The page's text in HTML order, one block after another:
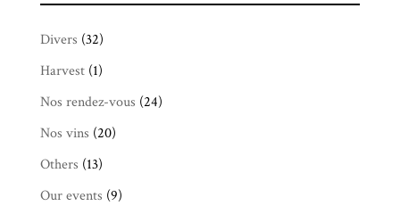
Divers (32)
Harvest(1)
Nos rendez-vous (24)
Nos vins (20)
Others (13)
Our events (9)